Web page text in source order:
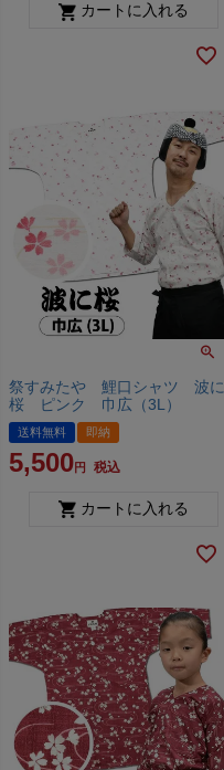
カートに入れる
祭すみたや 鯉口シャツ 波に
桜 ピンク 巾広（3L）
送料無料 即納
5,500 税込
カートに入れる